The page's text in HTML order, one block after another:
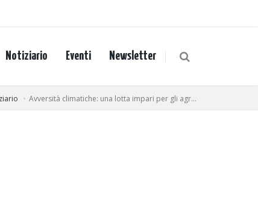
Notiziario Eventi Newsletter
Avversità climatiche: una lotta impari per gli agr...